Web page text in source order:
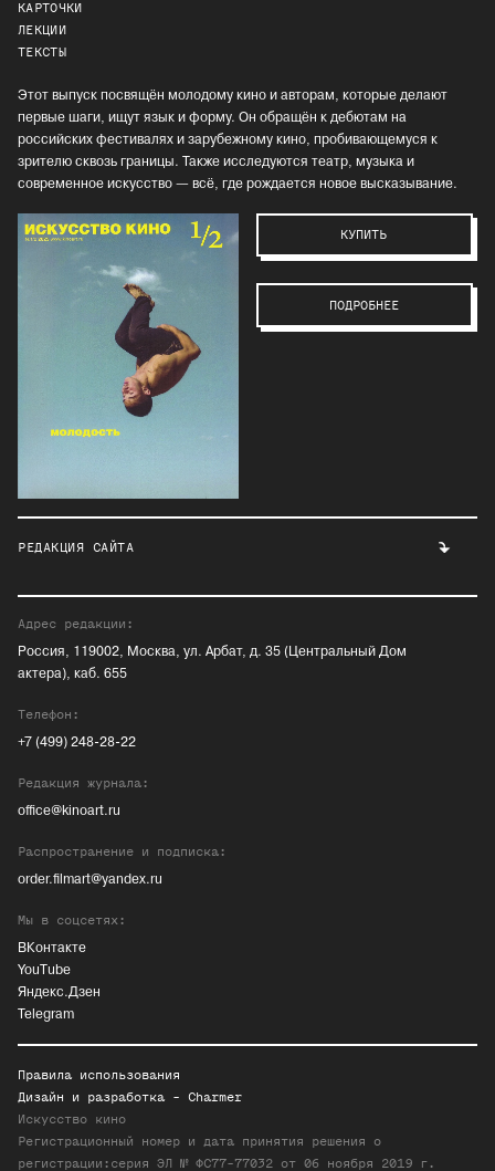
КАРТОЧКИ
ЛЕКЦИИ
ТЕКСТЫ
Этот выпуск посвящён молодому кино и авторам, которые делают
первые шаги, ищут язык и форму. Он обращён к дебютам на
российских фестивалях и зарубежному кино, пробивающемуся к
зрителю сквозь границы. Также исследуются театр, музыка и
современное искусство — всё, где рождается новое высказывание.
КУПИТЬ
ПОДРОБНЕЕ
РЕДАКЦИЯ САЙТА
Адрес редакции:
Россия, 119002, Москва, ул. Арбат, д. 35 (Центральный Дом
актера), каб. 655
Телефон:
+7 (499) 248-28-22
Редакция журнала:
office@kinoart.ru
Распространение и подписка:
order.filmart@yandex.ru
Мы в соцсетях:
ВКонтакте
YouTube
Яндекс.Дзен
Telegram
Правила использования
Дизайн и разработка - Charmer
Искусство кино
Регистрационный номер и дата принятия решения о
регистрации:серия ЭЛ № ФС77-77032 от 06 ноября 2019 г.